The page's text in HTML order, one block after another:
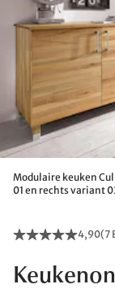
Modulaire keuken
01 en rechts variant
4,90(7